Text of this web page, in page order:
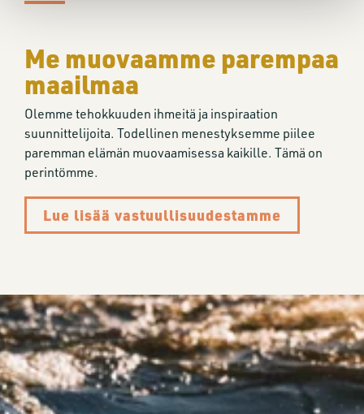
Me muovaamme parempaa
maailmaa
Olemme tehokkuuden ihmeitä ja inspiraation
suunnittelijoita. Todellinen menestyksemme piilee
paremman elämän muovaamisessa kaikille. Tämä on
perintömme.
Lue lisää vastuullisuudestamme